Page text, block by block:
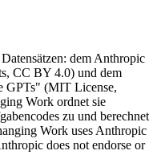
dem Anthropic
CC BY 4.0) und dem
GPTs" (MIT License,
Work ordnet sie
zu und berechnet
Work uses Anthropic
does not endorse or